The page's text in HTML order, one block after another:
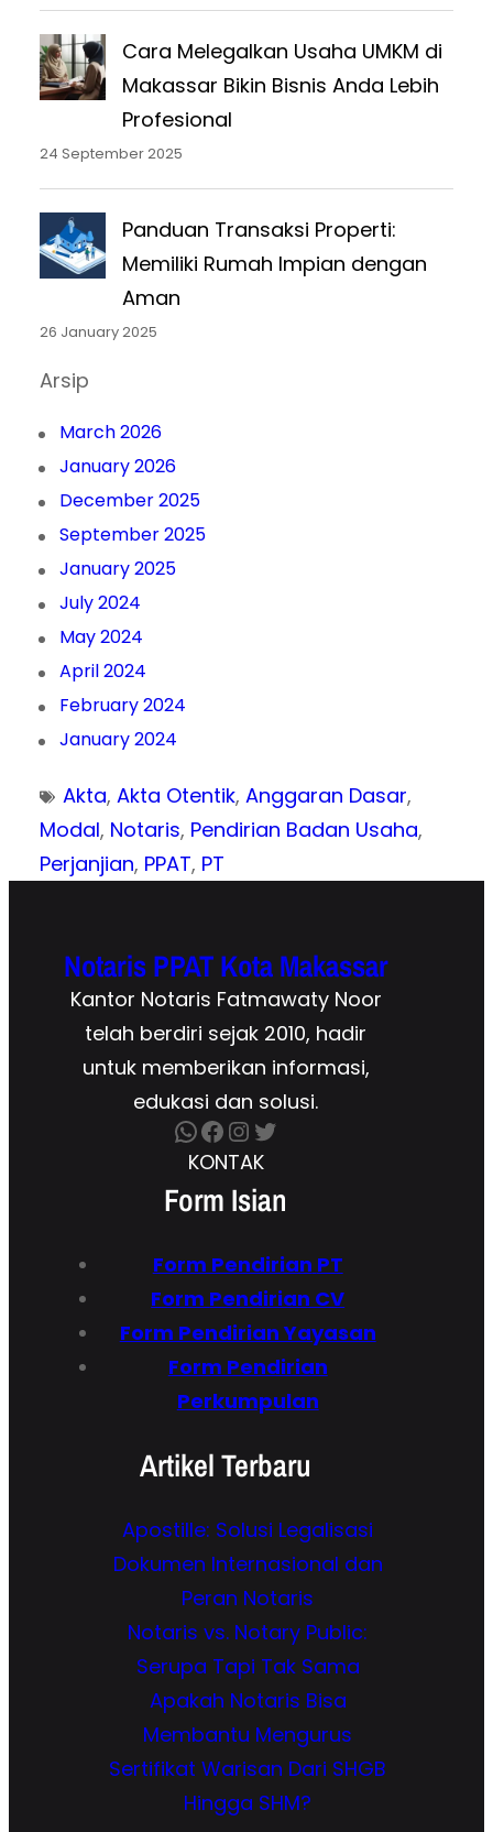
Cara Melegalkan Usaha UMKM di
Makassar Bikin Bisnis Anda Lebih
Profesional
24 September 2025
Panduan Transaksi Properti:
Memiliki Rumah Impian dengan
Aman
26 January 2025
Arsip
March 2026
January 2026
December 2025
September 2025
January 2025
July 2024
May 2024
April 2024
February 2024
January 2024
Akta, Akta Otentik, Anggaran Dasar
Modal, Notaris, Pendirian Badan Usaha
Perjanjian, PPAT, PT
Notaris PPAT Kota Makassar
Kantor Notaris Fatmawaty Noor
telah berdiri sejak 2010, hadir
untuk memberikan informasi,
edukasi dan solusi.
WhatsApp Facebook InstagramTwitter
KONTAK
Form Isian
Form Pendirian PT
Form Pendirian CV
Form Pendirian Yayasan
Form Pendirian
Perkumpulan
Artikel Terbaru
Apostille: Solusi Legalisasi
Dokumen Internasional dan
Peran Notaris
Notaris vs. Notary Public:
Serupa Tapi Tak Sama
Apakah Notaris Bisa
Membantu Mengurus
Sertifikat Warisan Dari SHGB
Hingga SHM?